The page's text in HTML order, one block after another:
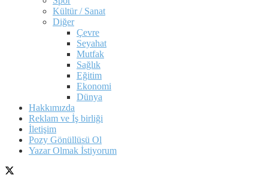
Kültür / Sanat
Diğer
Çevre
Seyahat
Mutfak
Sağlık
Eğitim
Ekonomi
Dünya
Hakkımızda
Reklam ve İş birliği
İletişim
Pozy Gönüllüsü Ol
Yazar Olmak İstiyorum